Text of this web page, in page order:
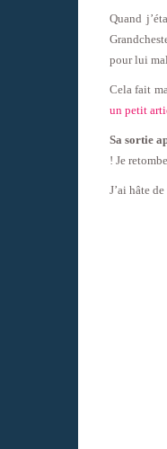
Quand
pour lui
Cela fait
un petit
Sa sortie
! Je
J’ai hâte